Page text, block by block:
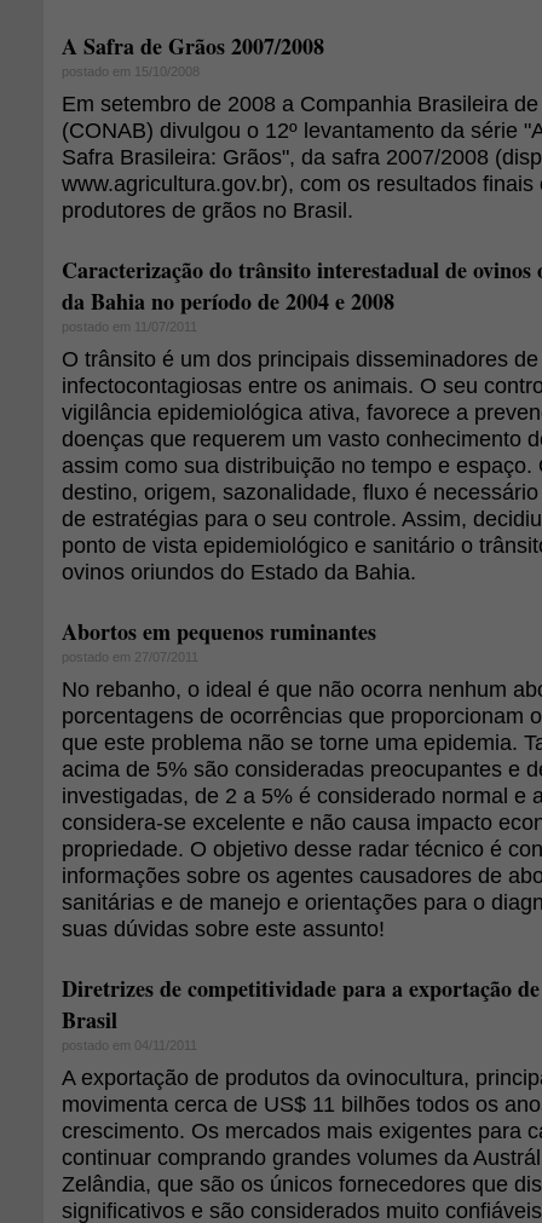
A Safra de Grãos 2007/2008
postado em 15/10/2008
Em setembro de 2008 a Companhia Brasileira
(CONAB) divulgou o 12º levantamento da série
Safra Brasileira: Grãos", da safra 2007/2008
www.agricultura.gov.br), com os resultados finais
produtores de grãos no Brasil.
Caracterização do trânsito interestadual de ovinos
da Bahia no período de 2004 e 2008
postado em 11/07/2011
O trânsito é um dos principais disseminadores
infectocontagiosas entre os animais. O seu
vigilância epidemiológica ativa, favorece a
doenças que requerem um vasto conhecimento
assim como sua distribuição no tempo e espaço.
destino, origem, sazonalidade, fluxo é
de estratégias para o seu controle. Assim,
ponto de vista epidemiológico e sanitário o
ovinos oriundos do Estado da Bahia.
Abortos em pequenos ruminantes
postado em 27/07/2011
No rebanho, o ideal é que não ocorra nenhum
porcentagens de ocorrências que proporcionam
que este problema não se torne uma epidemia.
acima de 5% são consideradas preocupantes e
investigadas, de 2 a 5% é considerado normal e
considera-se excelente e não causa impacto
propriedade. O objetivo desse radar técnico é
informações sobre os agentes causadores de
sanitárias e de manejo e orientações para o
suas dúvidas sobre este assunto!
Diretrizes de competitividade para a exportação
Brasil
postado em 04/11/2011
A exportação de produtos da ovinocultura,
movimenta cerca de US$ 11 bilhões todos os
crescimento. Os mercados mais exigentes para
continuar comprando grandes volumes da
Zelândia, que são os únicos fornecedores que
significativos e são considerados muito